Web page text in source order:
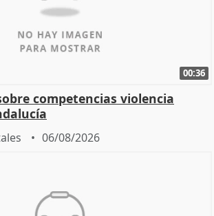
00:36
competencias violencia
06/08/2026